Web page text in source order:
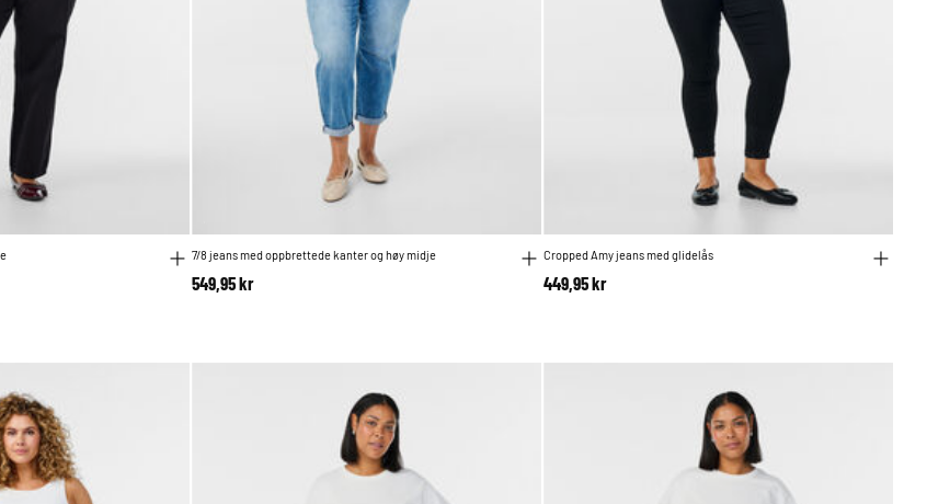
7/8 jeans med oppbrettede kanter og høy midje
549,95 kr
Cropped Amy jeans med glidelås
449,95 kr